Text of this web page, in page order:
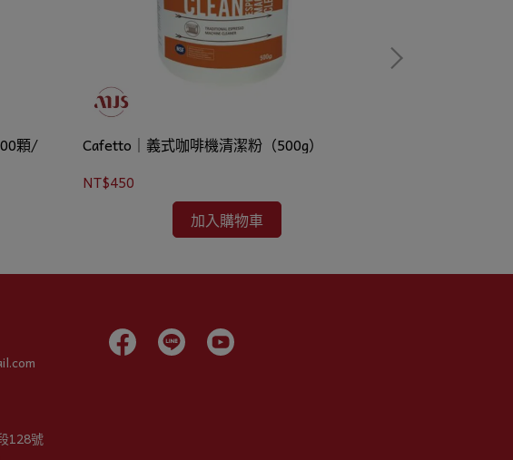
顆/ Cafetto｜義式咖啡機清潔粉（500g）
NT$450
加入購物車
128號